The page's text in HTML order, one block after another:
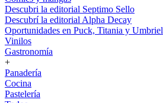
Descubri la editorial Septimo Sello
Descubrí la editorial Alpha Decay
Oportunidades en Puck, Titania y Umbriel
Vinilos
Gastronomía
+
Panadería
Cocina
Pastelería